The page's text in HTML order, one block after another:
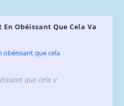
En Obéissant Que Cela Va
que cela v